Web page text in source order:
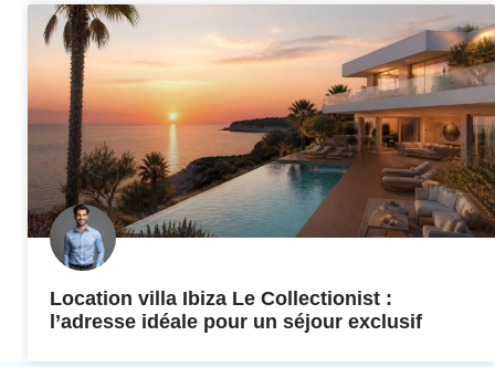
Location villa Ibiza Le Collectionist :
l’adresse idéale pour un séjour exclusif